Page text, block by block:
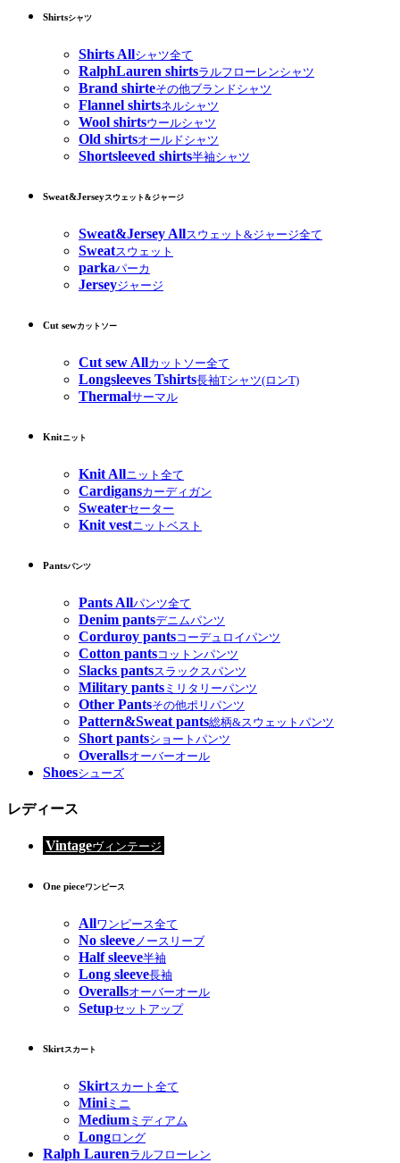
Shirtsシャツ
Shirts Allシャツ全て
RalphLauren shirtsラルフローレンシャツ
Brand shirteその他ブランドシャツ
Flannel shirtsネルシャツ
Wool shirtsウールシャツ
Old shirtsオールドシャツ
Shortsleeved shirts半袖シャツ
Sweat&Jerseyスウェット&ジャージ
Sweat&Jersey Allスウェット&ジャージ全て
Sweatスウェット
parkaパーカ
Jerseyジャージ
Cut sewカットソー
Cut sew Allカットソー全て
Longsleeves Tshirts長袖Tシャツ(ロンT)
Thermalサーマル
Knitニット
Knit Allニット全て
Cardigansカーディガン
Sweaterセーター
Knit vestニットベスト
Pantsパンツ
Pants Allパンツ全て
Denim pantsデニムパンツ
Corduroy pantsコーデュロイパンツ
Cotton pantsコットンパンツ
Slacks pantsスラックスパンツ
Military pants ミリタリーパンツ
Other Pantsその他ポリパンツ
Pattern&Sweat pants総柄&スウェットパンツ
Short pantsショートパンツ
Overallsオーバーオール
Shoesシューズ
レディース
Vintageヴィンテージ
One pieceワンピース
Allワンピース全て
No sleeveノースリーブ
Half sleeve半袖
Long sleeve長袖
Overallsオーバーオール
Setupセットアップ
Skirtスカート
Skirtスカート全て
Miniミニ
Medium ミディアム
Longロング
Ralph Laurenラルフローレン